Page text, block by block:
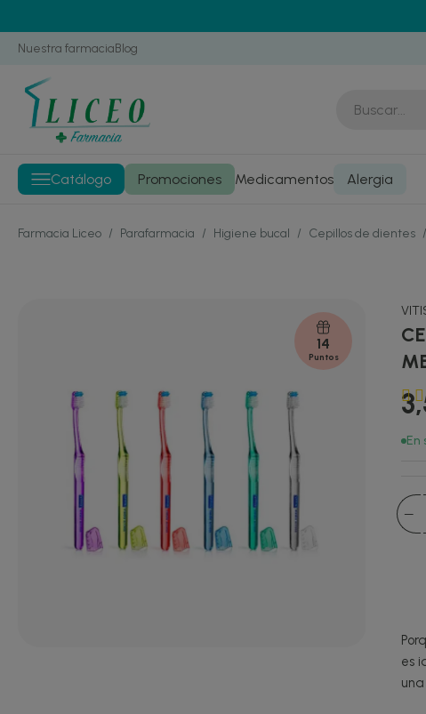
Nuestra farmaciaBlog
Catálogo Promociones Medicamentos Alergia
Farmacia Liceo / Parafarmacia / Higiene bucal / Cepillos de dientes /
14
Puntos
En
es